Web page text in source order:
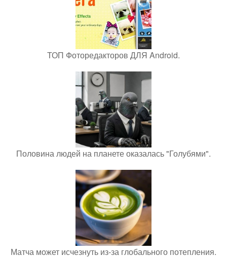
ТОП Фоторедакторов ДЛЯ Android.
Половина людей на планете оказалась "Голубями".
Матча может исчезнуть из-за глобального потепления.